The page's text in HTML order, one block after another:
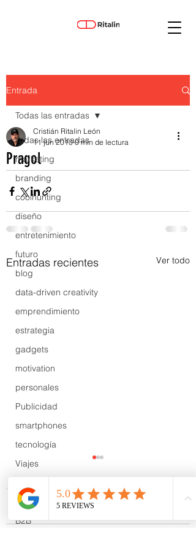
Entrada
Todas las entradas
marketing
branding
coolhunting
diseño
entretenimiento
futuro
blog
data-driven creativity
emprendimiento
estrategia
gadgets
motivation
personales
Publicidad
smartphones
tecnología
Viajes
Wow
B2B
Todas las entradas
Pragol
Cristián Ritalin León
11 jun 2010 0 min de lectura
Entradas recientes Ver todo
Comentarios